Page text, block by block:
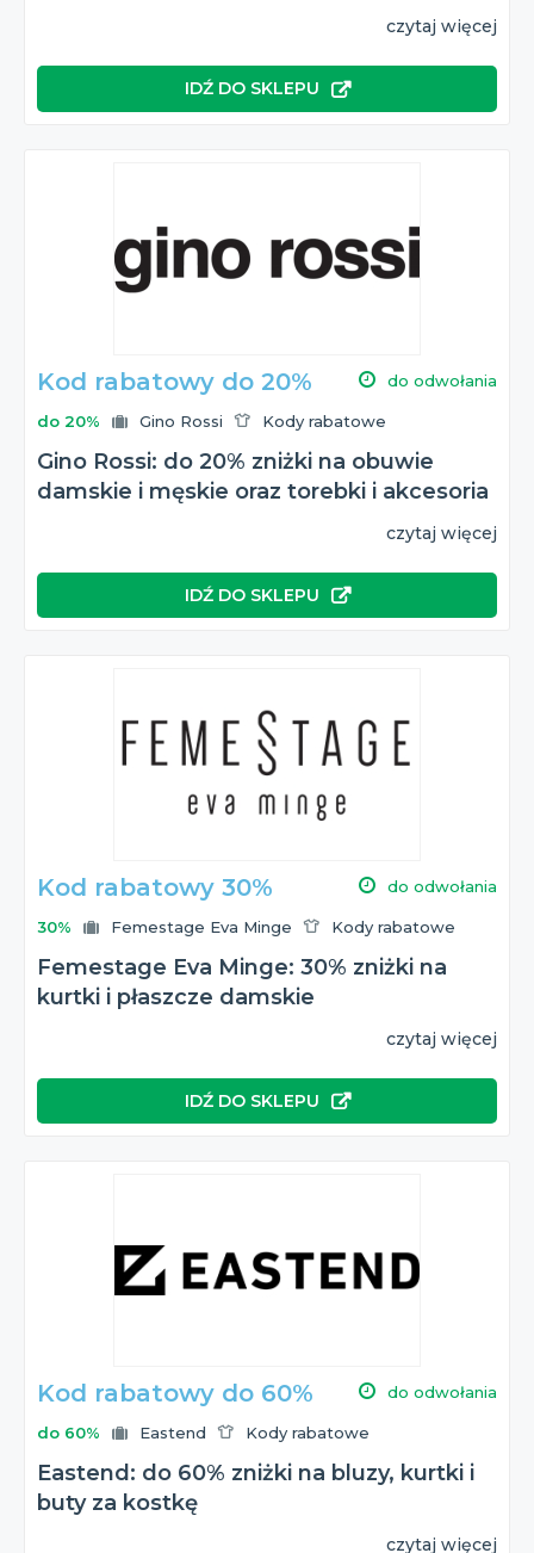
czytaj więcej
IDŹ DO SKLEPU
Kod rabatowy do 20% do odwołania
do 20% Gino Rossi Kody rabatowe
Gino Rossi: do 20% zniżki na obuwie
damskie i męskie oraz torebki i akcesoria
czytaj więcej
IDŹ DO SKLEPU
Kod rabatowy 30% do odwołania
30% Femestage Eva Minge Kody rabatowe
Femestage Eva Minge: 30% zniżki na
kurtki i płaszcze damskie
czytaj więcej
IDŹ DO SKLEPU
Kod rabatowy do 60% do odwołania
do 60% Eastend Kody rabatowe
Eastend: do 60% zniżki na bluzy, kurtki i
buty za kostkę
czytaj więcej